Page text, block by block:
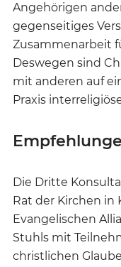
Angehörigen
gegenseitiges
Zusammenarbeit
Deswegen sind
mit anderen auf
Praxis
Die Dritte
Rat der Kirchen
Evangelischen
Stuhls mit
christlichen